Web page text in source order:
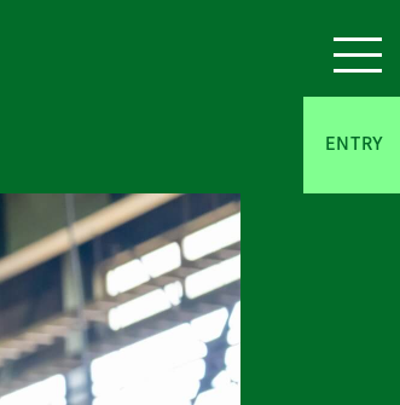
ENTRY